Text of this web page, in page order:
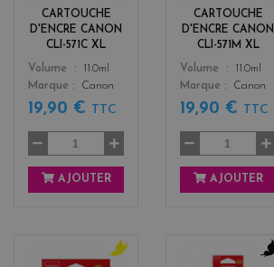
CARTOUCHE
D'ENCRE CANON
CLI-571C XL
Color
Volume
11.0ml
Marque
Canon
19,90 € TTC
AJOUTER
CARTOUCHE
D'ENCRE CANON
CLI-571M XL
Color
n
t
Volume
11.0ml
Marque
Canon
19,90 € TTC
AJOUTER